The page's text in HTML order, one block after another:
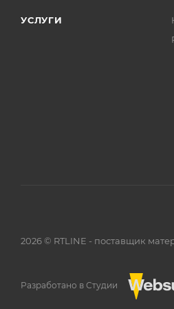
УСЛУГИ
2026 © RTLINE - поставщик
Разработано в Студии